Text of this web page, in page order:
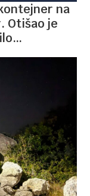
na
Otišao je